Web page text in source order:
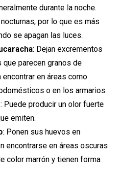
durante la noche.
por lo que es más
se apagan las luces.
: Dejan excrementos
parecen granos de
en áreas como
o en los armarios.
: Puede producir un olor fuerte
emiten.
: Ponen sus huevos en
encontrarse en áreas oscuras
color marrón y tienen forma